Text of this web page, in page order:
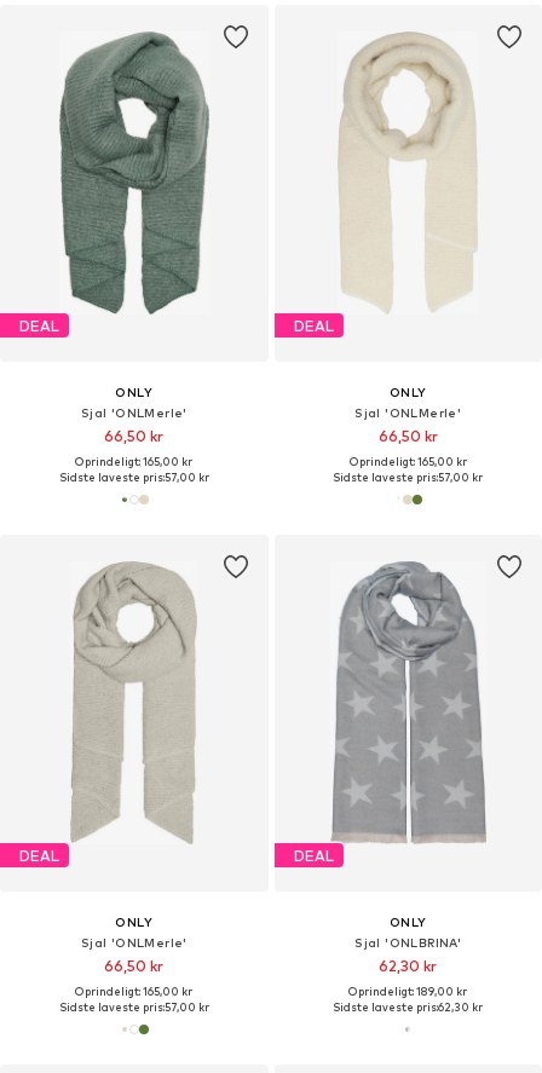
DEAL
ONLY
Sjal 'ONLMerle'
66,50 kr
Oprindeligt: 165,00 kr
Sidste laveste pris:57,00 kr
DEAL
ONLY
Sjal 'ONLMerle'
66,50 kr
Oprindeligt: 165,00 kr
Sidste laveste pris:57,00 kr
DEAL
ONLY
Sjal 'ONLMerle'
66,50 kr
Oprindeligt: 165,00 kr
Sidste laveste pris:57,00 kr
DEAL
ONLY
Sjal 'ONLBRINA'
62,30 kr
Oprindeligt: 189,00 kr
Sidste laveste pris:62,30 kr